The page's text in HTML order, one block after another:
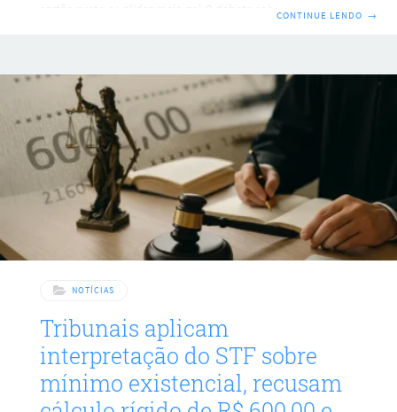
cartão preto e validar meio gol O debate sobre VAR,
futebol, segundo ele, mais simples, justo e divertido. São
sugestões que variam de liberar todas as trocas a punir
agressões com prisão,
CONTINUE LENDO →
NOTÍCIAS
Tribunais aplicam
interpretação do STF sobre
mínimo existencial, recusam